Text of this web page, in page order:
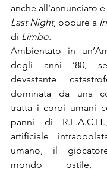
anche all’annunciato
Last Night, oppure a
di Limbo.
Ambientato in
degli anni ’80,
devastante
dominata da una
tratta i corpi umani
panni di
artificiale
umano, il
mondo